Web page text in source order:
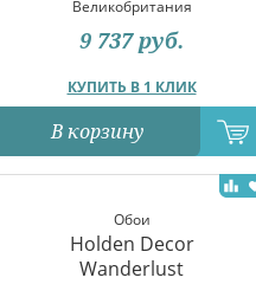
Великобритания
КУПИТЬ В 1 КЛИК
9 737 руб.
В корзину
Обои
Holden Decor
Wanderlust